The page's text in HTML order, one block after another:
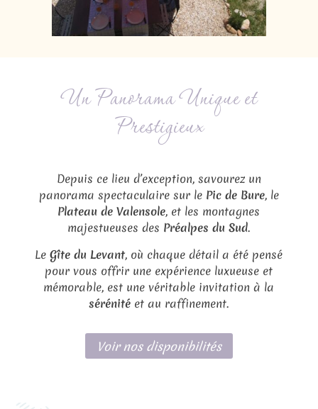
Un Panorama Unique et
Prestigieux
Depuis ce lieu d’exception, savourez un
panorama spectaculaire sur le Pic de Bure, le
Plateau de Valensole, et les montagnes
majestueuses des Préalpes du Sud.
LeGîte du Levant, où chaque détail a été pensé
pour vous offrir une expérience luxueuse et
mémorable, est une véritable invitation à la
sérénité et au raffinement.
Voir nos disponibilités